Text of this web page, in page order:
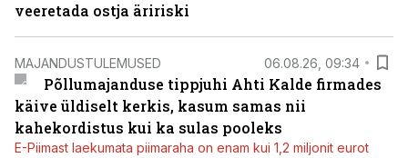
veeretada ostja äririski
MAJANDUSTULEMUSED 06.08.26, 09:34
Põllumajanduse tippjuhi Ahti Kalde firmades
käive üldiselt kerkis, kasum samas nii
kahekordistus kui ka sulas pooleks
E-Piimast laekumata piimaraha on enam kui 1,2 miljonit eurot